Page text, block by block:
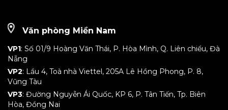
Văn phòng Miền Nam
VP1: Số 01/9 Hoàng Văn Thái, P. Hòa Mình, Q. Liên chiểu, Đà
Nẵng
VP2: Lầu 4, Toà nhà Viettel, 205A Lê Hồng Phong, P. 8,
Vũng Tàu
VP3: Đường Nguyễn Ái Quốc, KP 6, P. Tân Tiến, Tp. Biên
Hòa, Đồng Nai